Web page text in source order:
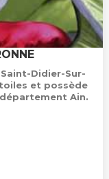
Didier-Sur-
et possède
Ain.